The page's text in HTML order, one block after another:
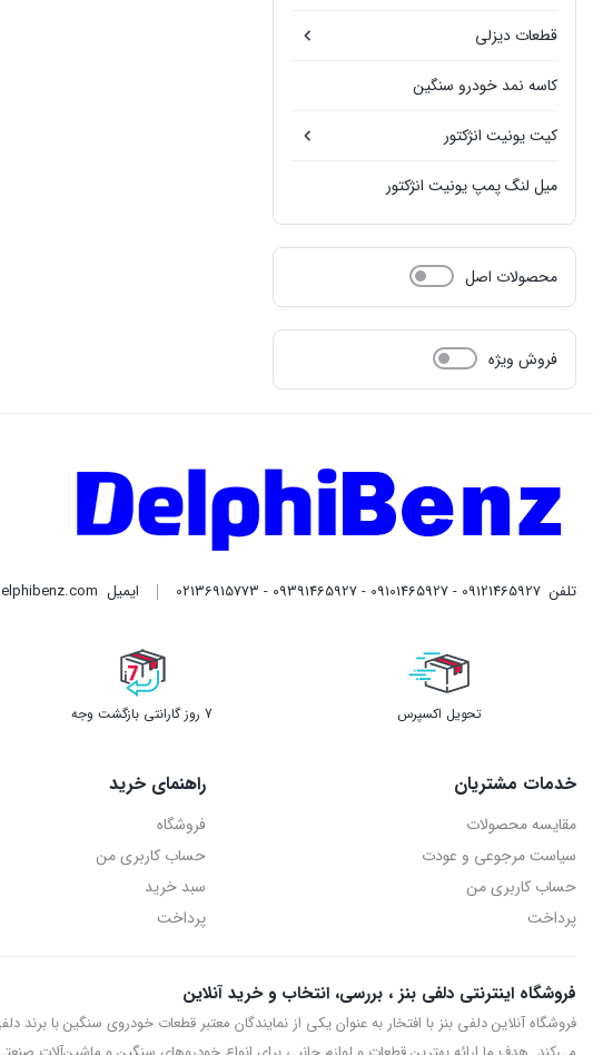
قطعات دیزلی
کاسه نمد خودرو سنگین
کیت یونیت انژکتور
میل لنگ پمپ یونیت انژکتور
محصولات اصل
فروش ویژه
تلفن 09121465927 - 09101465927 - 09391465927 - 02136915773 ایمیل
تحویل اکسپرس 7 روز گارانتی بازگشت وجه
خدمات مشتریان
مقایسه محصولات
سیاست مرجوعی و عودت
حساب کاربری من
پرداخت
راهنمای خرید
فروشگاه
حساب کاربری من
سبد خرید
پرداخت
فروشگاه اینترنتی دلفی بنز ، بررسی، انتخاب و خرید آنلاین